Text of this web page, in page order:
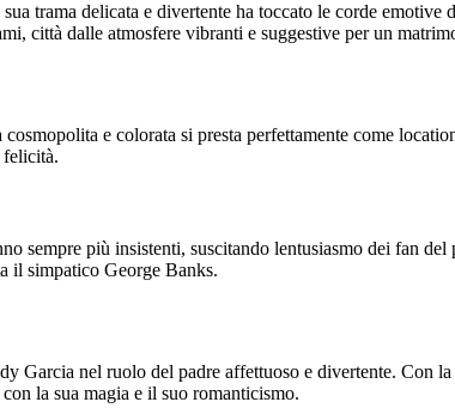
trama delicata e divertente ha toccato le corde
città dalle atmosfere vibranti e suggestive per un
e colorata si presta perfettamente come
felicità.
sempre più insistenti, suscitando lentusiasmo dei fan
il simpatico George Banks.
Garcia nel ruolo del padre affettuoso e divertente. Con
la sua magia e il suo romanticismo.